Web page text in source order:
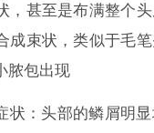
，甚至是布满整个
成束状，类似于毛
脓包出现
状：头部的鳞屑明